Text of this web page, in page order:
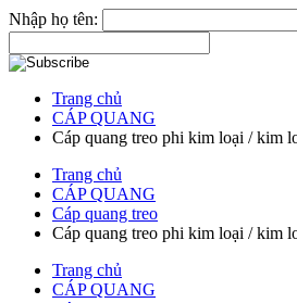
Nhập họ tên:
Trang chủ
CÁP QUANG
Cáp quang treo phi kim loại / kim
Trang chủ
CÁP QUANG
Cáp quang treo
Cáp quang treo phi kim loại / kim
Trang chủ
CÁP QUANG